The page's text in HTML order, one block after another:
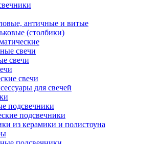
античные и витые
(столбики)
свечи
свечи
свечи
для свечей
подсвечники
подсвечники
из керамики и полистоуна